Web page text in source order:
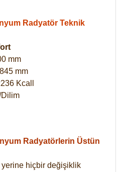
Radyatör Teknik
mm
mm
Kcall
Dilim
Radyatörlerin Üstün
hiçbir değişiklik